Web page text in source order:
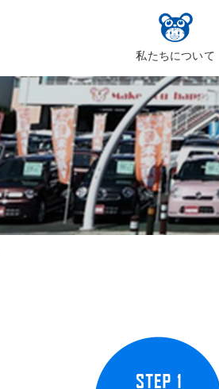
私たちについて
大嶋カーサービスにつ
ハッピーちゃん